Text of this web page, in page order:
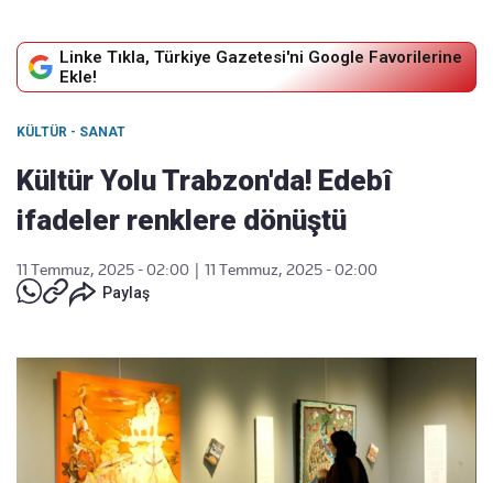
Linke Tıkla, Türkiye Gazetesi'ni Google Favorilerine
Ekle!
KÜLTÜR - SANAT
Kültür Yolu Trabzon'da! Edebî
ifadeler renklere dönüştü
11 Temmuz, 2025 - 02:00
11 Temmuz, 2025 - 02:00
Paylaş